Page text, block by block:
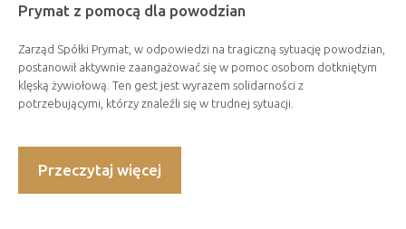
Prymat z pomocą dla powodzian
Zarząd Spółki Prymat, w odpowiedzi na tragiczną sytuację powodzian,
postanowił aktywnie zaangażować się w pomoc osobom dotkniętym
klęską żywiołową. Ten gest jest wyrazem solidarności z
potrzebującymi, którzy znaleźli się w trudnej sytuacji.
Przeczytaj więcej